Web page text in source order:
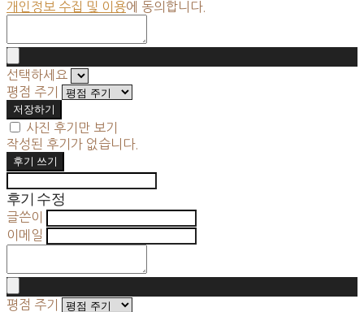
개인정보 수집 및 이용에 동의합니다.
선택하세요
평점 주기
저장하기
사진 후기만 보기
작성된 후기가 없습니다.
후기 쓰기
후기 수정
글쓴이
이메일
평점 주기